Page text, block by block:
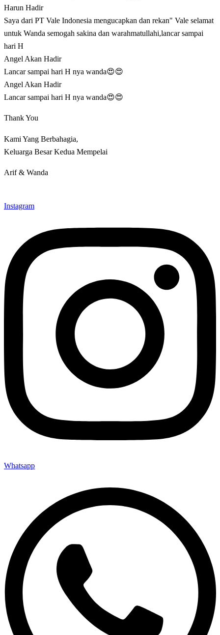
Harun Hadir
Saya dari PT Vale Indonesia mengucapkan dan rekan" Vale selamat
untuk Wanda semogah sakina dan warahmatullahi,lancar sampai
hari H
AngelAkan Hadir
Lancar sampai hari H nya wanda😍😍
AngelAkan Hadir
Lancar sampai hari H nya wanda😍😍
Thank You
Kami Yang Berbahagia,
Keluarga Besar Kedua Mempelai
Arif & Wanda
Instagram
Whatsapp